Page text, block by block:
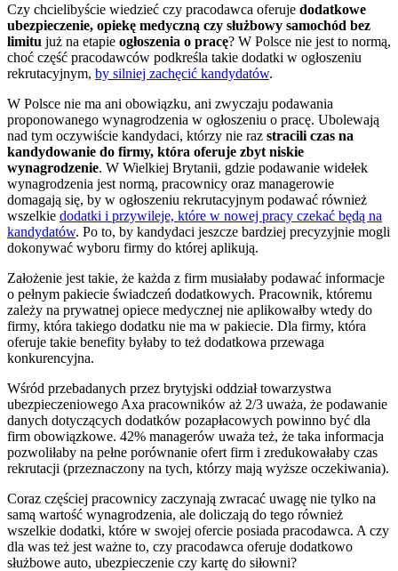
Czy chcielibyście wiedzieć czy pracodawca oferuje dodatkowe
ubezpieczenie, opiekę medyczną czy służbowy samochód bez
limitu już na etapie ogłoszenia o pracę? W Polsce nie jest to normą,
choć część pracodawców podkreśla takie dodatki w ogłoszeniu
rekrutacyjnym, by silniej zachęcić kandydatów.
W Polsce nie ma ani obowiązku, ani zwyczaju podawania
proponowanego wynagrodzenia w ogłoszeniu o pracę. Ubolewają
nad tym oczywiście kandydaci, którzy nie raz stracili czas na
kandydowanie do firmy, która oferuje zbyt niskie
wynagrodzenie. W Wielkiej Brytanii, gdzie podawanie widełek
wynagrodzenia jest normą, pracownicy oraz managerowie
domagają się, by w ogłoszeniu rekrutacyjnym podawać również
wszelkie dodatki i przywileje, które w nowej pracy czekać będą na
kandydatów. Po to, by kandydaci jeszcze bardziej precyzyjnie mogli
dokonywać wyboru firmy do której aplikują.
Założenie jest takie, że każda z firm musiałaby podawać informacje
o pełnym pakiecie świadczeń dodatkowych. Pracownik, któremu
zależy na prywatnej opiece medycznej nie aplikowałby wtedy do
firmy, która takiego dodatku nie ma w pakiecie. Dla firmy, która
oferuje takie benefity byłaby to też dodatkowa przewaga
konkurencyjna.
Wśród przebadanych przez brytyjski oddział towarzystwa
ubezpieczeniowego Axa pracowników aż 2/3 uważa, że podawanie
danych dotyczących dodatków pozapłacowych powinno być dla
firm obowiązkowe. 42% managerów uważa też, że taka informacja
pozwoliłaby na pełne porównanie ofert firm i zredukowałaby czas
rekrutacji (przeznaczony na tych, którzy mają wyższe oczekiwania).
Coraz częściej pracownicy zaczynają zwracać uwagę nie tylko na
samą wartość wynagrodzenia, ale doliczają do tego również
wszelkie dodatki, które w swojej ofercie posiada pracodawca. A czy
dla was też jest ważne to, czy pracodawca oferuje dodatkowo
służbowe auto, ubezpieczenie czy kartę do siłowni?